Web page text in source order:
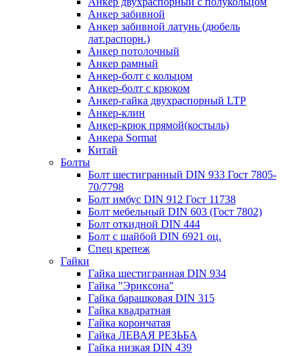
Анкер забивной
Анкер забивной латунь (дюбель
лат.распорн.)
Анкер потолочный
Анкер рамный
Анкер-болт с кольцом
Анкер-болт с крюком
Анкер-гайка двухраспорный LTP
Анкер-клин
Анкер-крюк прямой(костыль)
Анкера Sormat
Китай
Болты
Болт шестигранный DIN 933 Гост 7805-
70/7798
Болт имбус DIN 912 Гост 11738
Болт мебельный DIN 603 (Гост 7802)
Болт откидной DIN 444
Болт с шайбой DIN 6921 оц.
Спец крепеж
Гайки
Гайка шестигранная DIN 934
Гайка "Эриксона"
Гайка барашковая DIN 315
Гайка квадратная
Гайка корончатая
Гайка ЛЕВАЯ РЕЗЬБА
Гайка низкая DIN 439